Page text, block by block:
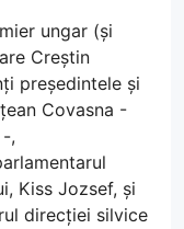
ungar (și
Creștin
președintele și
Covasna -
,
Kiss Jozsef, și
direcției silvice